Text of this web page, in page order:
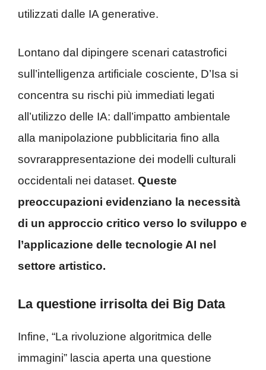
utilizzati dalle IA generative.
Lontano dal dipingere scenari catastrofici
sull’intelligenza artificiale cosciente, D’Isa si
concentra su rischi più immediati legati
all’utilizzo delle IA: dall’impatto ambientale
alla manipolazione pubblicitaria fino alla
sovrarappresentazione dei modelli culturali
occidentali nei dataset. Queste
preoccupazioni evidenziano la necessità
di un approccio critico verso lo sviluppo e
l’applicazione delle tecnologie AI nel
settore artistico.
La questione irrisolta dei Big Data
Infine, “La rivoluzione algoritmica delle
immagini” lascia aperta una questione